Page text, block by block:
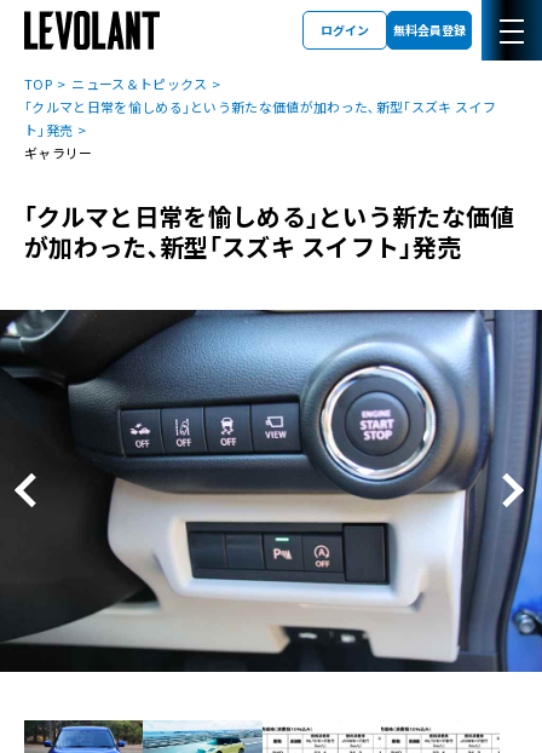
ログイン 無料会員登録
TOP
ニュース＆トピックス
｢クルマと日常を愉しめる｣という新たな価値が加わった､新型｢スズキ スイフ
ト｣発売
ギャラリー
｢クルマと日常を愉しめる｣という新たな価値
が加わった､新型｢スズキ スイフト｣発売